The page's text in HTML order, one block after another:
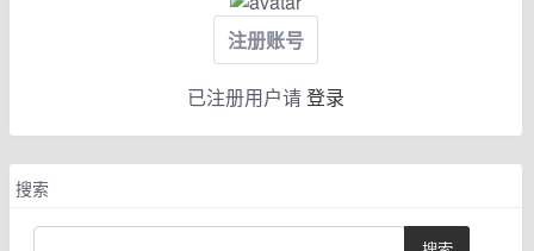
注册账号
已注册用户请登录
搜索